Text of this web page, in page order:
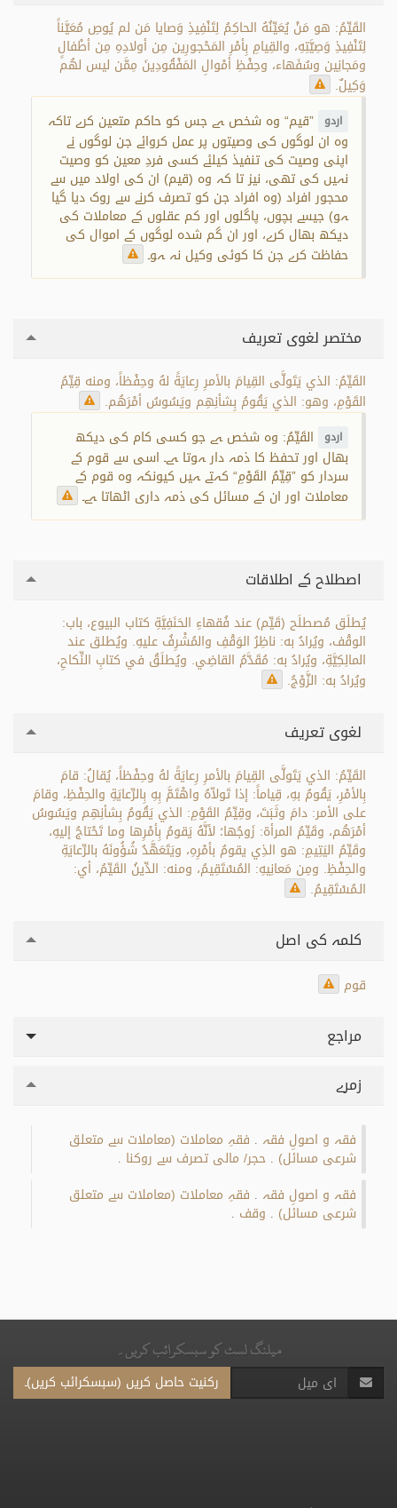
القَيِّمُ: هو مَنْ يُعَيِّنُهُ الحاكِمُ لِتَنْفِيذِ وَصايا مَن لم يُوصِ مُعَيَّناً
لِتَنْفِيذِ وَصِيَّتِهِ، والقِيامِ بِأمْرِ المَحْجورِين مِن أولادِهِ مِن أطْفالٍ
ومَجانِين وسُفَهاء، وحِفْظِ أمْوالِ المَفْقُودِينَ مِمَّن ليس لهُم
وَكِيلٌ.
اردو ”قیم“ وہ شخص ہے جس کو حاکم متعین کرے تاکہ
وہ ان لوگوں کی وصیتوں پر عمل کروائے جن لوگوں نے
اپنی وصیت کی تنفیذ کیلئے کسی فردِ معین کو وصیت
نہیں کی تھی، نیز تا کہ وہ (قیم) ان کی اولاد میں سے
محجور افراد (وہ افراد جن کو تصرف کرنے سے روک دیا گیا
ہو) جیسے بچوں، پاگلوں اور کم عقلوں کے معاملات کی
دیکھ بھال کرے، اور ان گم شدہ لوگوں کے اموال کی
حفاظت کرے جن کا کوئی وکیل نہ ہو۔
مختصر لغوی تعریف
القَيِّمُ: الذي يَتَولَّى القِيامَ بالأمرِ رِعايَةً لهُ وحِفْظاً، ومنه قِيِّمُ
القَوْمِ، وهو: الذي يَقُومُ بِشأنِهِم ويَسُوسُ أمْرَهُم.
اردو
القَيِّمُ: وہ شخص ہے جو کسی کام کی دیکھ
بھال اور تحفظ کا ذمہ دار ہوتا ہے۔ اسی سے قوم کے
سردار کو ”قِيِّمُ القَوْمِ“ کہتے ہیں کیونکہ وہ قوم کے
معاملات اور ان کے مسائل کی ذمہ داری اٹھاتا ہے۔
اصطلاح کے اطلاقات
يُطلَق مُصطلَح (قَيِّم) عند فُقهاءِ الحَنَفِيَّةِ كتاب البيوع، باب:
الوقْف، ويُرادُ به: ناظِرُ الوَقْفِ والمُشْرِفُ عليهِ. ويُطلق عند
المالِكِيَّةِ، ويُرادُ به: مُقَدَّمُ القاضِي. ويُطلَقُ في كتابِ النِّكاحِ،
ويُرادُ به: الزَّوْجُ.
لغوی تعریف
القَيِّمُ: الذي يَتَولَّى القِيامَ بالأمرِ رِعايَةً لهُ وحِفْظاً، يُقالُ: قامَ
بِالأمْرِ، يَقُومُ بهِ، قِياماً: إذا تَولاّهُ واهْتَمَّ بِهِ بِالرِّعايَةِ والحِفْظِ، وقامَ
على الأمر: دامَ وثَبَتَ، وقِيِّمُ القَوْمِ: الذي يَقُومُ بِشأنِهِم ويَسُوسُ
أمْرَهُم، وقَيِّمُ المرأة: زَوجُها؛ لأنَّهُ يَقومُ بِأمْرِها وما تَحْتاجُ إليهِ،
وقَيِّمُ اليَتِيمِ: هو الذِي يقومُ بأمْرِهِ، ويَتَعَهَّدُ شُؤُونَهُ بالرِّعايَةِ
والحِفْظِ. ومِن مَعانِيهِ: المُسْتَقِيمُ، ومنه: الدِّينُ القَيِّمُ، أي:
الـمُسْتَقِيمُ.
کلمہ کی اصل
قوم
مراجع
زمرے
فقہ و اصولِ فقہ فقہِ معاملات (معاملات سے متعلق
شرعی مسائل) حجر/ مالی تصرف سے روکنا
فقہ و اصولِ فقہ فقہِ معاملات (معاملات سے متعلق
شرعی مسائل) وقف
میلنگ لسٹ کو سبسکرائب کریں۔
رکنیت حاصل کریں (سبسکرائب کریں)۔